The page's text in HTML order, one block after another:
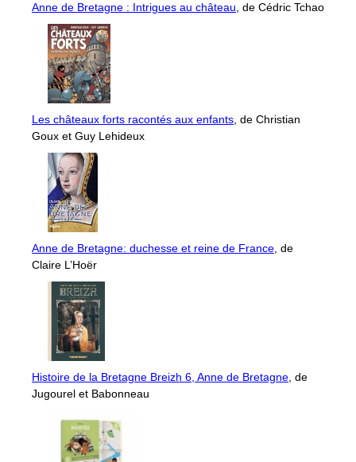
Anne de Bretagne : Intrigues au château, de Cédric Tchao
Les châteaux forts racontés aux enfants, de Christian
Goux et Guy Lehideux
Anne de Bretagne: duchesse et reine de France, de
Claire L’Hoër
Histoire de la Bretagne Breizh 6, Anne de Bretagne, de
Jugourel et Babonneau